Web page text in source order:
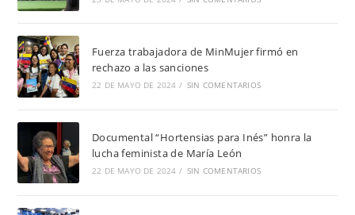
Fuerza trabajadora de MinMujer firmó en
rechazo a las sanciones
22 DE MAYO DE 2024 / SIN COMENTARIOS
Documental “Hortensias para Inés” honra la
lucha feminista de María León
22 DE MAYO DE 2024 / SIN COMENTARIOS